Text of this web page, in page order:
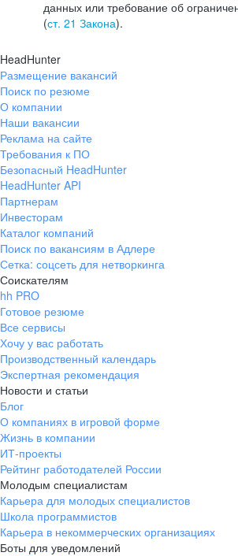
данных или требование об
(ст. 21 Закона).
HeadHunter
Размещение вакансий
Поиск по резюме
О компании
Наши вакансии
Реклама на сайте
Требования к ПО
Безопасный HeadHunter
HeadHunter API
Партнерам
Инвесторам
Каталог компаний
Поиск по вакансиям в Адлере
Сетка: соцсеть для нетворкинга
Соискателям
hh PRO
Готовое резюме
Все сервисы
Хочу у вас работать
Производственный календарь
Экспертная рекомендация
Новости и статьи
Блог
О компаниях в игровой форме
Жизнь в компании
ИТ-проекты
Рейтинг работодателей России
Молодым специалистам
Карьера для молодых специалистов
Школа программистов
Карьера в некоммерческих организациях
Боты для уведомлений